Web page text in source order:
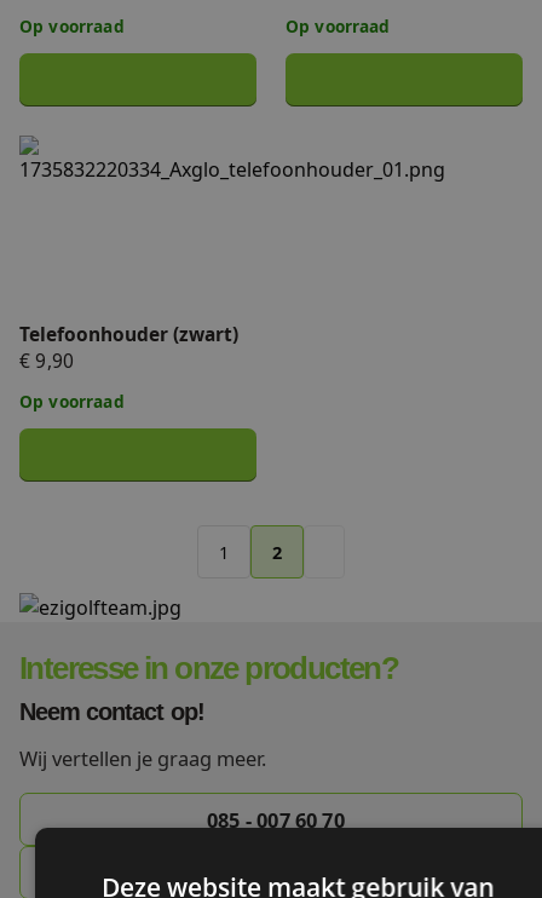
Op voorraad Op voorraad
Telefoonhouder (zwart)
€ 9,90
Op voorraad
Telefoonhouder (zwart)
1 2
Interesse in onze producten?
Neem contact op!
Wij vertellen je graag meer.
085 - 007 60 70
info@ezigolf.nl
Deze website maakt gebruik van